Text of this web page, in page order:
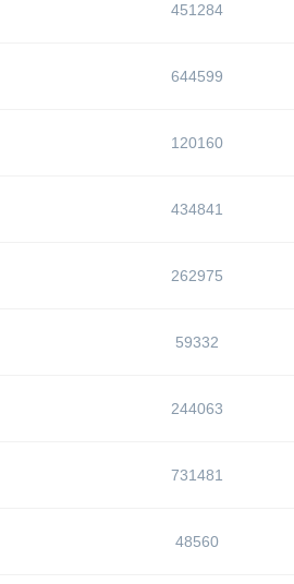
451284
644599
120160
434841
262975
59332
244063
731481
48560